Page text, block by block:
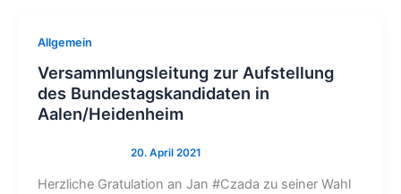
Allgemein
Versammlungsleitung zur Aufstellung
des Bundestagskandidaten in
Aalen/Heidenheim
Herzliche Gratulation an Jan #Czada zu seiner Wahl